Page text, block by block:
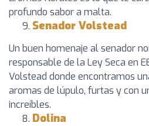
profundo sabor a malta.
Senador Volstead
Un buen homenaje al senador
responsable de la Ley Seca en
Volstead donde encontramos
aromas de lúpulo, furtas y con
increíbles.
Dolina